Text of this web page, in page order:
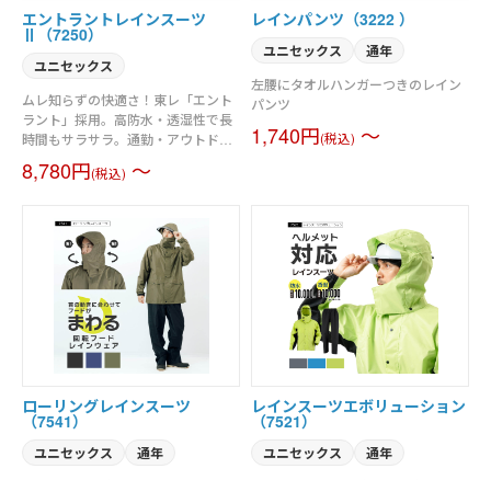
エントラントレインスーツ
Ⅱ（7250）
ユニセックス
ムレ知らずの快適さ！東レ「エント
ラント」採用。高防水・透湿性で長
時間もサラサラ。通勤・アウトドア
インスーツ。
8,780円(税込) ～
レインパンツ（3222 ）
ユニセックス 通年
左腰にタオルハンガーつきのレイン
パンツ
1,740円(税込) ～
ローリングレインスーツ
（7541）
ユニセックス 通年
レインスーツエボリューション
（7521）
ユニセックス 通年